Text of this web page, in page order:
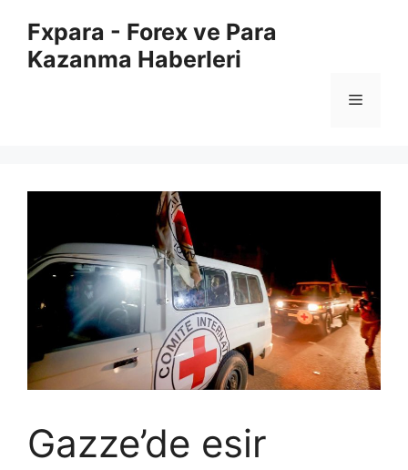
Fxpara - Forex ve Para
Kazanma Haberleri
Menü
Gazze’de esir